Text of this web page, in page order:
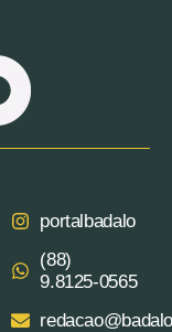
portalbadalo
(88)
9.8125‑0565‬